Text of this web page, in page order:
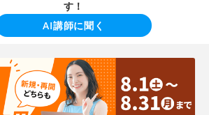
す！
AI講師に聞く